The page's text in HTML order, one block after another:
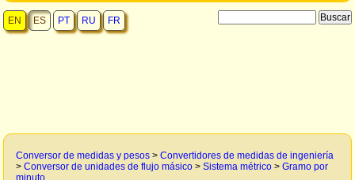
EN ES PT RU FR
Conversor de medidas y pesos > Convertidores de medidas de ingeniería
> Conversor de unidades de flujo másico > Sistema métrico > Gramo por
minuto